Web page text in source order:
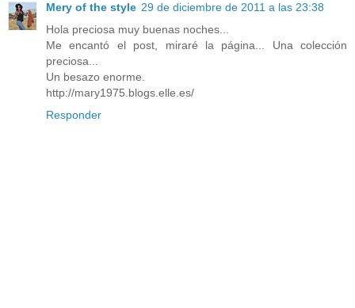
Mery of the style 29 de diciembre de 2011 a las 23:38
Hola preciosa muy buenas noches...
Me encantó el post, miraré la página... Una colección
preciosa...
Un besazo enorme.
http://mary1975.blogs.elle.es/
Responder